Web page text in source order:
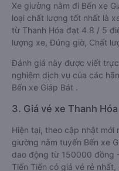
Xe giường nằm đi Bến xe
loại chất lượng tốt nhất là
từ Thanh Hóa đạt 4.8 / 5
lượng xe, Đúng giờ, Chất
Đánh giá này được viết
nghiệm dịch vụ của các
Bến xe Giáp Bát .
3. Giá vé xe Thanh
Hiện tại, theo cập nhật mới
giường nằm tuyến Bến xe
dao động từ 150000 đồng
Tiến Tiến có giá vé rẻ